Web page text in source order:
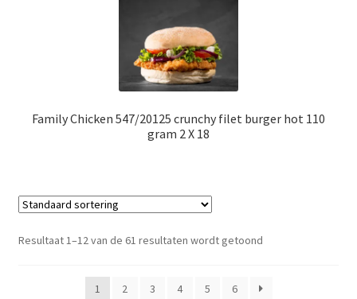
Family Chicken 547/20125 crunchy filet burger hot 110
gram 2 X 18
Resultaat 1–12 van de 61 resultaten wordt getoond
1 2 3 4 5 6